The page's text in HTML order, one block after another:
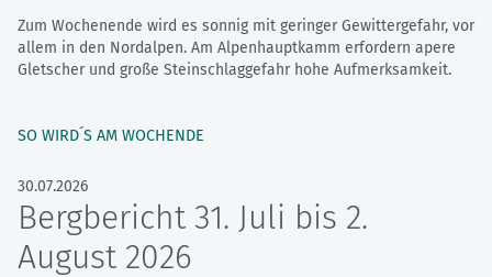
Zum Wochenende wird es sonnig mit geringer Gewittergefahr, vor
allem in den Nordalpen. Am Alpenhauptkamm erfordern apere
Gletscher und große Steinschlaggefahr hohe Aufmerksamkeit.
SO WIRD´S AM WOCHENDE
30.07.2026
Bergbericht 31. Juli bis 2.
August 2026